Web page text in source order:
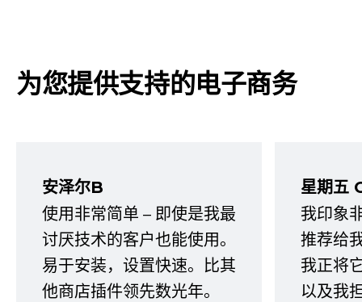
为您提供支持的电子商务
安泽尔B
使用非常简单 – 即使是我最
讨厌技术的客户也能使用。
易于安装，设置快速。比其
他商店插件领先数光年。
星期五
我印象
推荐给
我正将
以及我